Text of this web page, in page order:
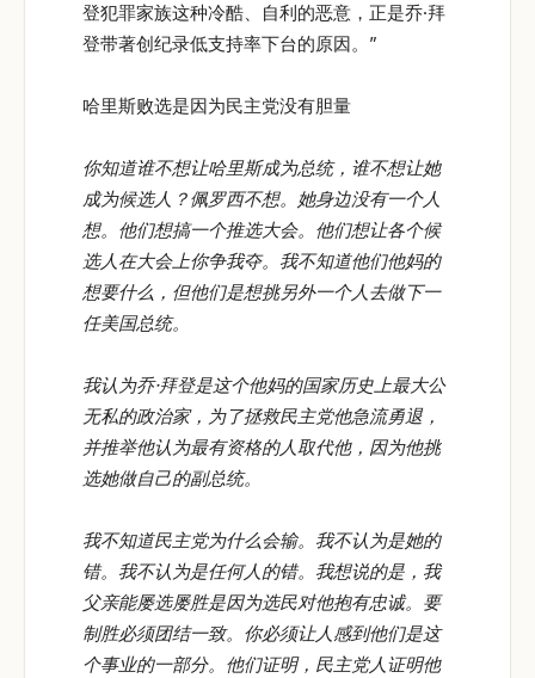
登犯罪家族这种冷酷、自利的恶意，正是乔·拜
登带著创纪录低支持率下台的原因。”
哈里斯败选是因为民主党没有胆量
你知道谁不想让哈里斯成为总统，谁不想让她
成为候选人？佩罗西不想。她身边没有一个人
想。他们想搞一个推选大会。他们想让各个候
选人在大会上你争我夺。我不知道他们他妈的
想要什么，但他们是想挑另外一个人去做下一
任美国总统。
我认为乔·拜登是这个他妈的国家历史上最大公
无私的政治家，为了拯救民主党他急流勇退，
并推举他认为最有资格的人取代他，因为他挑
选她做自己的副总统。
我不知道民主党为什么会输。我不认为是她的
错。我不认为是任何人的错。我想说的是，我
父亲能屡选屡胜是因为选民对他抱有忠诚。要
制胜必须团结一致。你必须让人感到他们是这
个事业的一部分。他们证明，民主党人证明他